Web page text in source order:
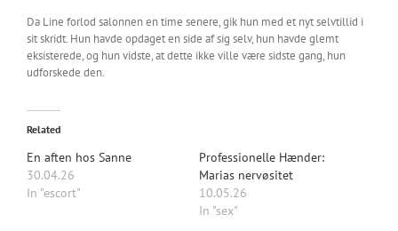
Da Line forlod salonnen en time senere, gik hun med et nyt selvtillid i
sit skridt. Hun havde opdaget en side af sig selv, hun havde glemt
eksisterede, og hun vidste, at dette ikke ville være sidste gang, hun
udforskede den.
Related
En aften hos Sanne
30.04.26
In "escort"
Professionelle Hænder:
Marias nervøsitet
10.05.26
In "sex"